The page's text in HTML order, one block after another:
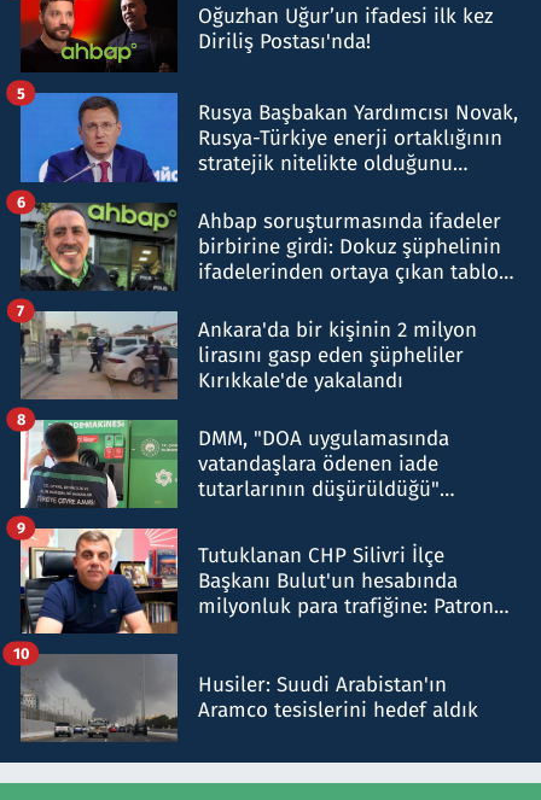
Oğuzhan Uğur’un ifadesi ilk kez
Diriliş Postası'nda!
Rusya Başbakan Yardımcısı Novak,
Rusya-Türkiye enerji ortaklığının
stratejik nitelikte olduğunu
5
Ahbap soruşturmasında ifadeler
birbirine girdi: Dokuz şüphelinin
ifadelerinden ortaya çıkan tablo
6
Ankara'da bir kişinin 2 milyon
lirasını gasp eden şüpheliler
Kırıkkale'de yakalandı
7
DMM, "DOA uygulamasında
vatandaşlara ödenen iade
tutarlarının düşürüldüğü"
8
Tutuklanan CHP Silivri İlçe
Başkanı Bulut'un hesabında
milyonluk para trafiğine: Patron
9
Husiler: Suudi Arabistan'ın
Aramco tesislerini hedef aldık
10